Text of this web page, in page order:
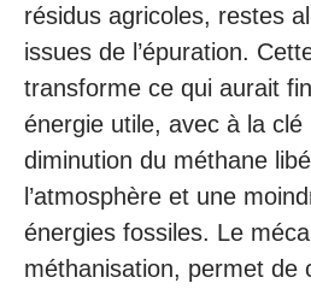
résidus agricoles, restes
issues de l’épuration.
transforme ce qui aurait
énergie utile, avec à la clé
diminution du méthane
l’atmosphère et une
énergies fossiles. Le
méthanisation, permet de